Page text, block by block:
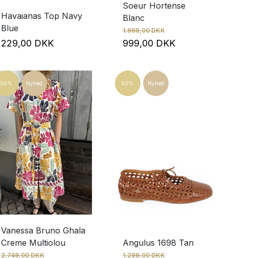
Havaianas Top Navy
Blue
229,00 DKK
Soeur Hortense
Blanc
1.999,00 DKK
999,00 DKK
50% Nyhed
Vanessa Bruno Ghala
Creme Multiolou
2.749,00 DKK
50% Nyhed
Angulus 1698 Tan
1.299,00 DKK